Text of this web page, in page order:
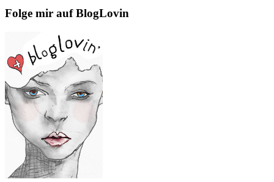
Folge mir auf BlogLovin